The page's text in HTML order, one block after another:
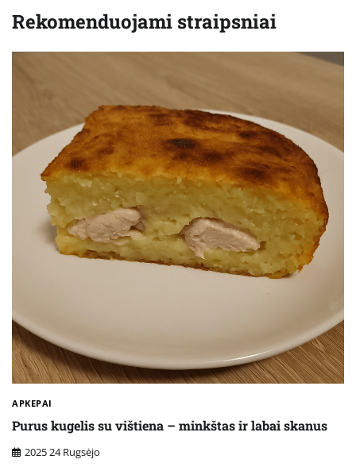
Rekomenduojami straipsniai
APKEPAI
Purus kugelis su vištiena – minkštas ir labai skanus
2025 24 Rugsėjo